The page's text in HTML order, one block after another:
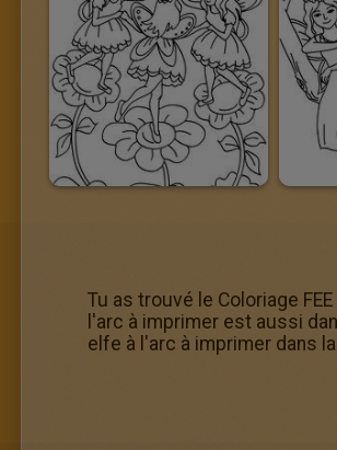
Tu as trouvé le Coloriage
l'arc à imprimer est aussi
elfe à l'arc à imprimer dans